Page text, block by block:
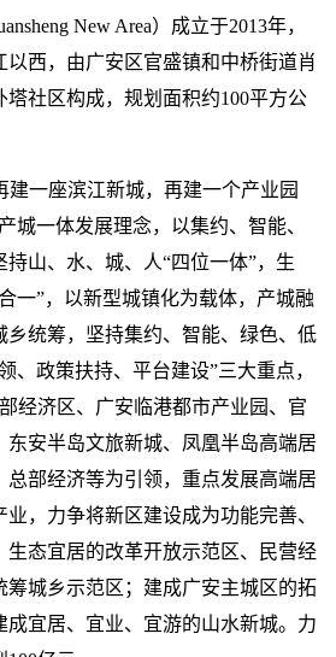
New Area）成立于2013年，
西，由广安区官盛镇和中桥街道肖
塔社区构成，规划面积约100平方公
建一座滨江新城，再建一个产业园
城一体发展理念，以集约、智能、
山、水、城、人“四位一体”，生
一”，以新型城镇化为载体，产城融
乡统筹，坚持集约、智能、绿色、低
、政策扶持、平台建设”三大重点，
经济区、广安临港都市产业园、官
东安半岛文旅新城、凤凰半岛高端居
总部经济等为引领，重点发展高端居
，力争将新区建设成为功能完善、
生态宜居的改革开放示范区、民营经
筹城乡示范区；建成广安主城区的拓
成宜居、宜业、宜游的山水新城。力